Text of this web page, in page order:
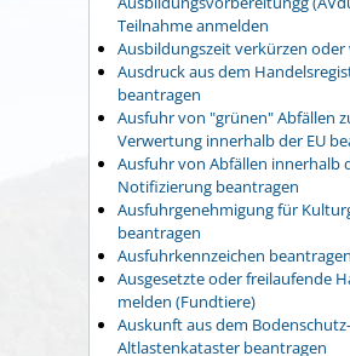
Teilnahme anmelden
Ausbildungszeit verkürzen oder
Ausdruck aus dem
beantragen
Ausfuhr von "grünen" Abfällen
Verwertung innerhalb der EU
Ausfuhr von Abfällen innerhalb
Notifizierung beantragen
Ausfuhrgenehmigung für
beantragen
Ausfuhrkennzeichen beantragen
Ausgesetzte oder freilaufende
melden (Fundtiere)
Auskunft aus dem
Altlastenkataster beantragen